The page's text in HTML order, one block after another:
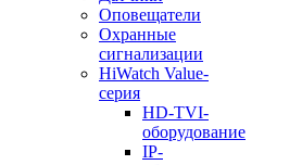
Оповещатели
Охранные
сигнализации
HiWatch Value-
серия
HD-TVI-
оборудование
IP-